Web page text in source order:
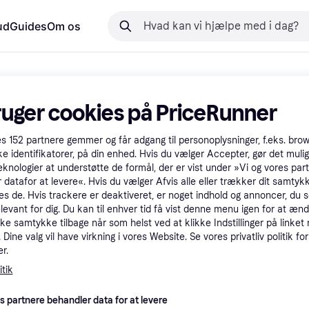
GuidesOm os
cookies på PriceRunner
152 partnere gemmer og får adgang til personoplysninger, f.eks.
identifikatorer, på din enhed. Hvis du vælger Accepter, gør det
at understøtte de formål, der er vist under »Vi og vores
datafor at levere«. Hvis du vælger Afvis alle eller trækker dit
de. Hvis trackere er deaktiveret, er noget indhold og annoncer, du
for dig. Du kan til enhver tid få vist denne menu igen for at
samtykke tilbage når som helst ved at klikke Indstillinger på linket
Dine valg vil have virkning i vores Website. Se vores privatliv politik
partnere behandler data for at levere